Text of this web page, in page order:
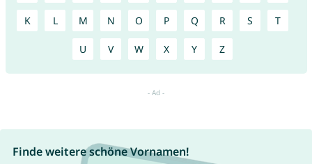
K L M N O P Q R S T
U V W X Y Z
Finde weitere schöne Vornamen!